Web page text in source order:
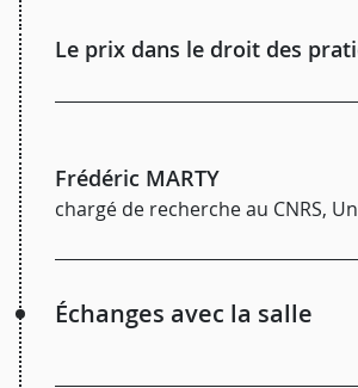
Le prix dans le droit des
Frédéric MARTY
chargé de recherche au CNRS,
Échanges avec la salle